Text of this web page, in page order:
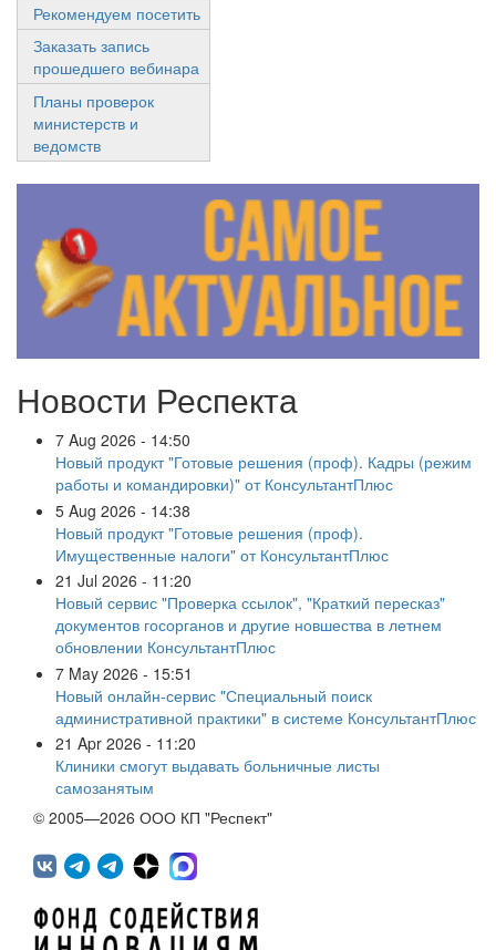
Рекомендуем посетить
Заказать запись
прошедшего вебинара
Планы проверок
министерств и
ведомств
Новости Респекта
7 Aug 2026 - 14:50
Новый продукт "Готовые решения (проф). Кадры (режим
работы и командировки)" от КонсультантПлюс
5 Aug 2026 - 14:38
Новый продукт "Готовые решения (проф).
Имущественные налоги" от КонсультантПлюс
21 Jul 2026 - 11:20
Новый сервис "Проверка ссылок", "Краткий пересказ"
документов госорганов и другие новшества в летнем
обновлении КонсультантПлюс
7 May 2026 - 15:51
Новый онлайн-сервис "Специальный поиск
административной практики" в системе КонсультантПлюс
21 Apr 2026 - 11:20
Клиники смогут выдавать больничные листы
самозанятым
© 2005—2026 ООО КП "Респект"